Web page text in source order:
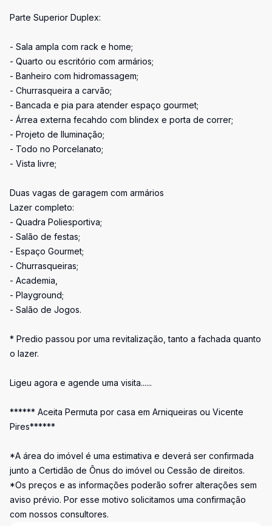
Parte Superior Duplex:
- Sala ampla com rack e home;
- Quarto ou escritório com armários;
- Banheiro com hidromassagem;
- Churrasqueira a carvão;
- Bancada e pia para atender espaço gourmet;
- Árrea externa fecahdo com blindex e porta de correr;
- Projeto de Iluminação;
- Todo no Porcelanato;
- Vista livre;
Duas vagas de garagem com armários
Lazer completo:
- Quadra Poliesportiva;
- Salão de festas;
- Espaço Gourmet;
- Churrasqueiras;
- Academia,
- Playground;
- Salão de Jogos.
* Predio passou por uma revitalização, tanto a fachada quanto
o lazer.
Ligeu agora e agende uma visita......
****** Aceita Permuta por casa em Arniqueiras ou Vicente
Pires******
*A área do imóvel é uma estimativa e deverá ser confirmada
junto a Certidão de Ônus do imóvel ou Cessão de direitos.
*Os preços e as informações poderão sofrer alterações sem
aviso prévio. Por esse motivo solicitamos uma confirmação
com nossos consultores.